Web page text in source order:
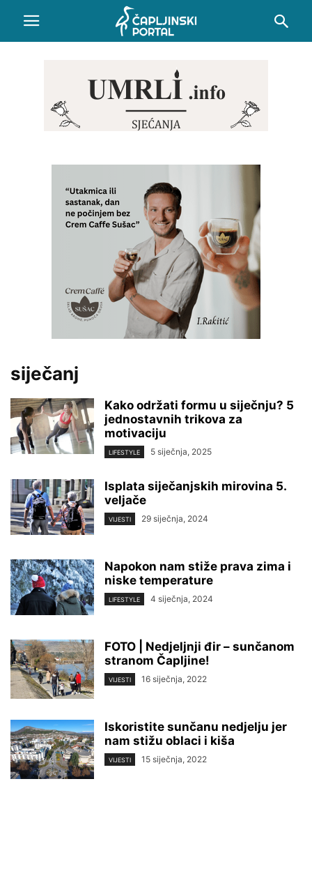
siječanj
Kako održati formu u siječnju? 5
jednostavnih trikova za
motivaciju
LIFESTYLE 5 siječnja, 2025
Isplata siječanjskih mirovina 5.
veljače
VIJESTI 29 siječnja, 2024
Napokon nam stiže prava zima i
niske temperature
LIFESTYLE 4 siječnja, 2024
FOTO | Nedjeljnji đir – sunčanom
stranom Čapljine!
VIJESTI 16 siječnja, 2022
Iskoristite sunčanu nedjelju jer
nam stižu oblaci i kiša
VIJESTI 15 siječnja, 2022